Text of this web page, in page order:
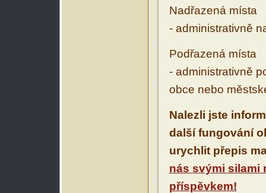
Nadřazená místa
- administrativně
Podřazená místa
- administrativně
obce nebo
Nalezli jste
další fungování
urychlit přepis
nás svými silami
příspěvkem!